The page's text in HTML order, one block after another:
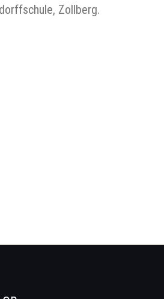
Zollberg.